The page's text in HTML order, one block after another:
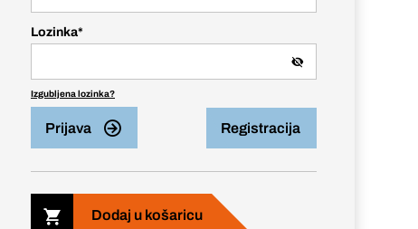
Lozinka*
Izgubljena lozinka?
Prijava Registracija
Dodaj u košaricu